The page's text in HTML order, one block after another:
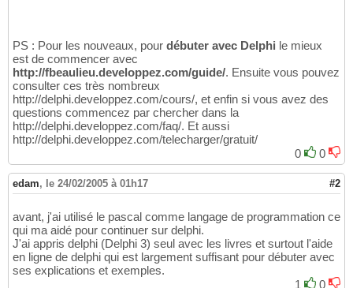
PS : Pour les nouveaux, pour débuter avec Delphi le mieux
est de commencer avec
http://fbeaulieu.developpez.com/guide/. Ensuite vous pouvez
consulter ces très nombreux
http://delphi.developpez.com/cours/, et enfin si vous avez des
questions commencez par chercher dans la
http://delphi.developpez.com/faq/. Et aussi
http://delphi.developpez.com/telecharger/gratuit/
0
0
edam, le 24/02/2005 à 01h17 #2
avant, j'ai utilisé le pascal comme langage de programmation ce
qui ma aidé pour continuer sur delphi.
J'ai appris delphi (Delphi 3) seul avec les livres et surtout l'aide
en ligne de delphi qui est largement suffisant pour débuter avec
ses explications et exemples.
1
0